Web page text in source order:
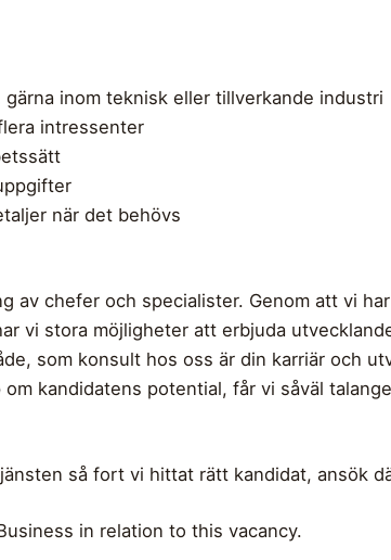
inom teknisk eller tillverkande industri
intressenter
när det behövs
av chefer och specialister. Genom att vi
vi stora möjligheter att erbjuda
som konsult hos oss är din karriär och
kandidatens potential, får vi såväl
så fort vi hittat rätt kandidat, ansök
in relation to this vacancy.